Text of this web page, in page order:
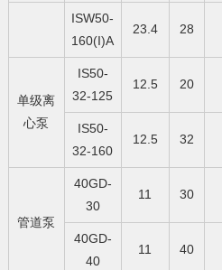
ISW50-
160(I)A
23.4 28
单级离
心泵
IS50-
32-125
12.5 20
IS50-
32-160
12.5 32
管道泵
40GD-
30
11 30
40GD-
40
11 40